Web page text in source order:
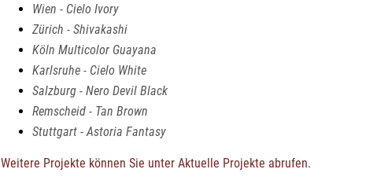
Wien - Cielo Ivory
Zürich - Shivakashi
Köln Multicolor Guayana
Karlsruhe - Cielo White
Salzburg - Nero Devil Black
Remscheid - Tan Brown
Stuttgart - Astoria Fantasy
Weitere Projekte können Sie unter Aktuelle Projekte abrufen.